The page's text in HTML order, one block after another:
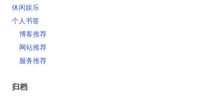
休闲娱乐
个人书签
博客推荐
网站推荐
服务推荐
归档